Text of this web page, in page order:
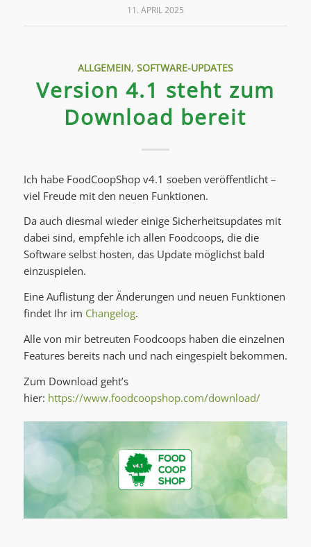
11. APRIL 2025
ALLGEMEIN, SOFTWARE-UPDATES
Version 4.1 steht zum
Download bereit
Ich habe FoodCoopShop v4.1 soeben veröffentlicht –
viel Freude mit den neuen Funktionen.
Da auch diesmal wieder einige Sicherheitsupdates mit
dabei sind, empfehle ich allen Foodcoops, die die
Software selbst hosten, das Update möglichst bald
einzuspielen.
Eine Auflistung der Änderungen und neuen Funktionen
findet Ihr im Changelog.
Alle von mir betreuten Foodcoops haben die einzelnen
Features bereits nach und nach eingespielt bekommen.
Zum Download geht’s
hier: https://www.foodcoopshop.com/download/